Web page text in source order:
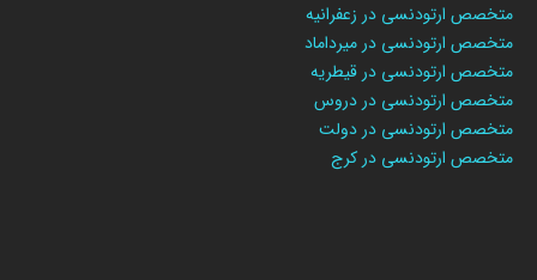
متخصص ارتودنسی در زعفرانیه
متخصص ارتودنسی در میرداماد
متخصص ارتودنسی در قیطریه
متخصص ارتودنسی در دروس
متخصص ارتودنسی در دولت
متخصص ارتودنسی در کرج